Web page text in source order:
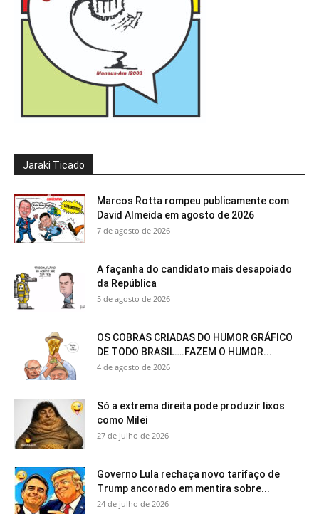
Jaraki Ticado
Marcos Rotta rompeu publicamente com
David Almeida em agosto de 2026
7 de agosto de 2026
A façanha do candidato mais desapoiado
da República
5 de agosto de 2026
OS COBRAS CRIADAS DO HUMOR GRÁFICO
DE TODO BRASIL….FAZEM O HUMOR...
4 de agosto de 2026
Só a extrema direita pode produzir lixos
como Milei
27 de julho de 2026
Governo Lula rechaça novo tarifaço de
Trump ancorado em mentira sobre...
24 de julho de 2026